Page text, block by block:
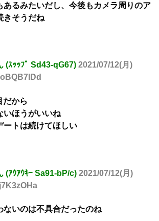
あるみたいだし、今後もカメラ周りのア
きそうだね
(ｽｯｯﾌﾟ Sd43-qG67) 2021/07/12(月)
だから
いほうがいいね
ートは続けてほしい
(ｱｳｱｳｷｰ Sa91-bP/c) 2021/07/12(月)
ないのは不具合だったのね